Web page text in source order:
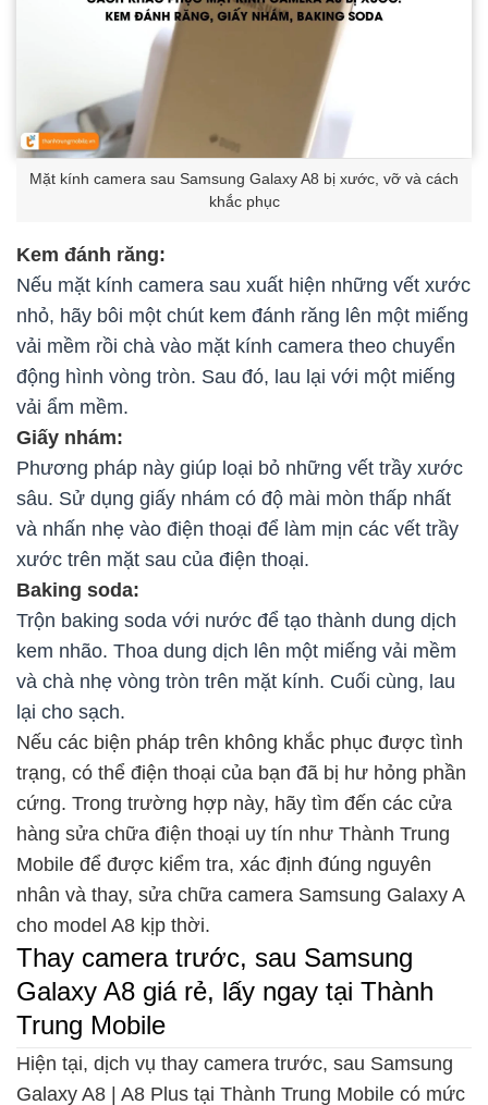
Mặt kính camera sau Samsung Galaxy A8 bị xước, vỡ và cách
khắc phục
Kem đánh răng:
Nếu mặt kính camera sau xuất hiện những vết xước
nhỏ, hãy bôi một chút kem đánh răng lên một miếng
vải mềm rồi chà vào mặt kính camera theo chuyển
động hình vòng tròn. Sau đó, lau lại với một miếng
vải ẩm mềm.
Giấy nhám:
Phương pháp này giúp loại bỏ những vết trầy xước
sâu. Sử dụng giấy nhám có độ mài mòn thấp nhất
và nhấn nhẹ vào điện thoại để làm mịn các vết trầy
xước trên mặt sau của điện thoại.
Baking soda:
Trộn baking soda với nước để tạo thành dung dịch
kem nhão. Thoa dung dịch lên một miếng vải mềm
và chà nhẹ vòng tròn trên mặt kính. Cuối cùng, lau
lại cho sạch.
Nếu các biện pháp trên không khắc phục được tình
trạng, có thể điện thoại của bạn đã bị hư hỏng phần
cứng. Trong trường hợp này, hãy tìm đến các cửa
hàng sửa chữa điện thoại uy tín như Thành Trung
Mobile để được kiểm tra, xác định đúng nguyên
nhân và thay, sửa chữa camera Samsung Galaxy A
cho model A8 kịp thời.
Thay camera trước, sau Samsung
Galaxy A8 giá rẻ, lấy ngay tại Thành
Trung Mobile
Hiện tại, dịch vụ thay camera trước, sau Samsung
Galaxy A8 | A8 Plus tại Thành Trung Mobile có mức